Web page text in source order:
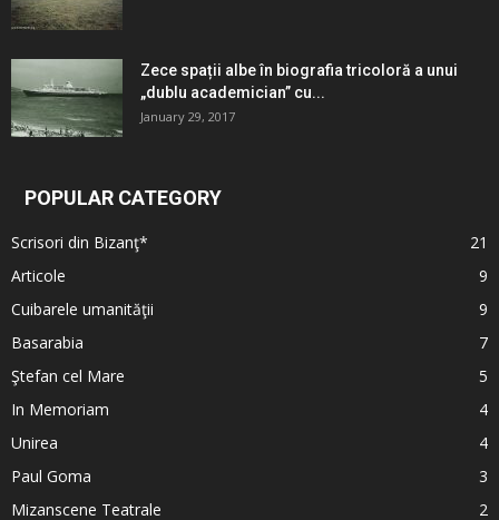
Zece spații albe în biografia tricoloră a unui
„dublu academician” cu...
January 29, 2017
POPULAR CATEGORY
Scrisori din Bizanţ*
21
Articole
9
Cuibarele umanităţii
9
Basarabia
7
Ştefan cel Mare
5
In Memoriam
4
Unirea
4
Paul Goma
3
Mizanscene Teatrale
2